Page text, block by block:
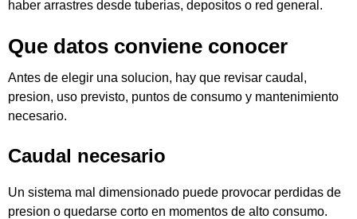
haber arrastres desde tuberias, depositos o red general.
Que datos conviene conocer
Antes de elegir una solucion, hay que revisar caudal,
presion, uso previsto, puntos de consumo y mantenimiento
necesario.
Caudal necesario
Un sistema mal dimensionado puede provocar perdidas de
presion o quedarse corto en momentos de alto consumo.